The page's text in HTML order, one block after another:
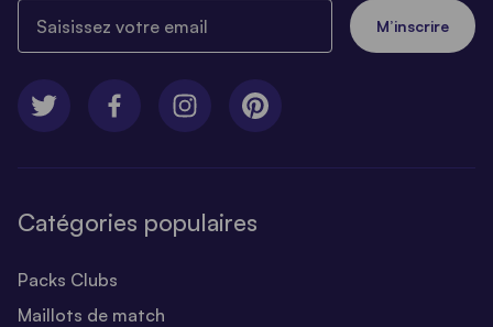
M’inscrire
Catégories populaires
Packs Clubs
Maillots de match